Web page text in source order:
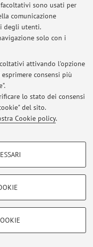
sono usati per
comunicazione
degli utenti.
solo con i
attivando l'opzione
consensi più
lo stato dei consensi
del sito.
Cookie policy.
per il corretto
avvisi.
del sito.
di Bologna - Via
Cookie